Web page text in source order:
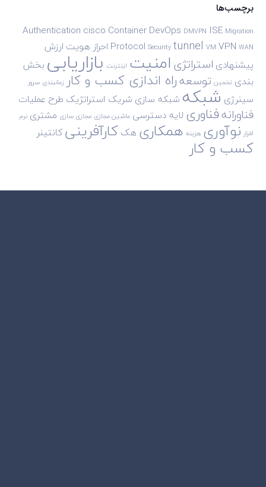
برچسب‌ها
Authentication cisco ContainerDevOps DMVPN ISE Migration
Protocol Security tunnel VM VPN WAN احراز هویت ارزش
پیشنهادی استراتژی امنیت اینترنت بازاریابیبخش
بندی تخمین توسعهراه اندازی کسب و کار زمانبندی سرور
سینرژی شبکه شبکه سازی شریک استراتژیک طرح عملیات
فناورانهفناوری لایه دسترسی ماشین مجازی مجازی سازی مشتری نرم
افزار نوآوری هزینه همکاری هککارآفرینیکانتینر
کسب و کار